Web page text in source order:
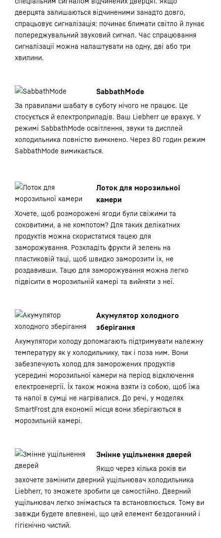
дверцята залишаються відчиненими занадто довго,
спрацьовує сигналізація: починає блимати світло й лунає
попереджувальний звуковий сигнал. Час спрацювання
сигналізації можна налаштувати на одну, дві або три
хвилини.
SabbathMode
За правилами шабату в суботу нічого не працює. Це
стосується й електроприладів. Ваш Liebherr це врахує. У
режимі SabbathMode освітлення, звуки та дисплей
холодильника повністю вимкнено. Через 80 годин режим
SabbathMode вимикається.
Лоток для морозильної
камери
Хочете, щоб розморожені ягоди були свіжими та
соковитими, а не компотом? Для таких делікатних
продуктів можна скористатися тацею для
заморожування. Розкладіть фрукти й зелень на
пластиковій таці, щоб швидко заморозити їх, не
роздавивши. Тацю для заморожування можна легко
підвісити в морозильній камері та вийняти з неї.
Акумулятор холодного
зберігання
Акумулятори холоду допомагають підтримувати належну
температуру як у холодильнику, так і поза ним. Вони
забезпечують холод для заморожених продуктів
усередині морозильної камери на період відключення
електроенергії. Їх також можна взяти із собою, щоб їжа
та напої в сумці не нагрівалися. До речі, у моделях
SmartFrost для економії місця вони зберігаються в
морозильній камері.
Змінне ущільнення дверей
Якщо через кілька років ви
захочете замінити дверний ущільнювач холодильника
Liebherr, то зможете зробити це самостійно. Дверний
ущільнювач легко знімається та встановлюється. Тому ви
завжди будете впевнені, що цей елемент бездоганний і
гігієнічно чистий.